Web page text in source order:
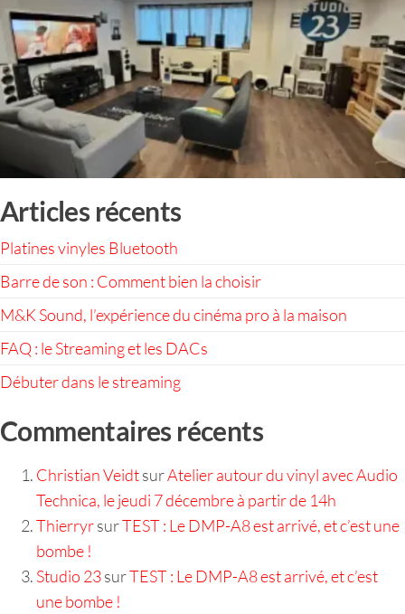
Articles récents
Platines vinyles Bluetooth
Barre de son : Comment bien la choisir
M&K Sound, l’expérience du cinéma pro à la maison
FAQ : le Streaming et les DACs
Débuter dans le streaming
Commentaires récents
Christian VeidtsurAtelier autour du vinyl avec Audio
Technica, le jeudi 7 décembre à partir de 14h
ThierryrsurTEST : Le DMP-A8 est arrivé, et c’est une
bombe !
Studio 23surTEST : Le DMP-A8 est arrivé, et c’est
une bombe !